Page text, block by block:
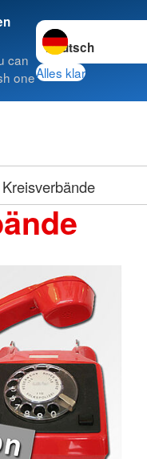
can
one
Sprache wechseln
Alles klar
Kreisverbände